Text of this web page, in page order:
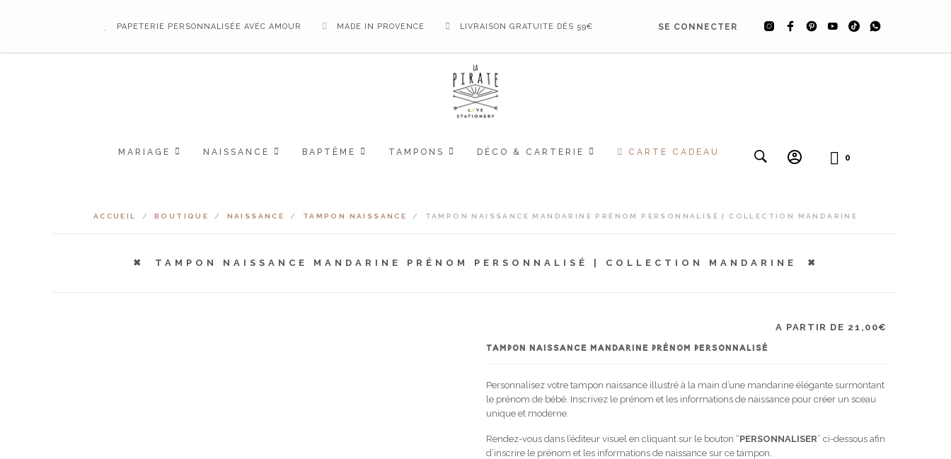
PAPETERIE PERSONNALISÉE AVEC AMOUR MADE IN PROVENCE LIVRAISON GRATUITE DÈS 59€ SE CONNECTER
MARIAGE NAISSANCE BAPTÊME TAMPONS DÉCO & CARTERIE CARTE CADEAU
0
ACCUEIL / BOUTIQUE / NAISSANCE / TAMPON NAISSANCE / TAMPON NAISSANCE MANDARINE PRÉNOM PERSONNALISÉ | COLLECTION MANDARINE
TAMPON NAISSANCE MANDARINE PRÉNOM PERSONNALISÉ | COLLECTION MANDARINE
A PARTIR DE 21,00€
TAMPON NAISSANCE MANDARINE PRÉNOM PERSONNALISÉ
Personnalisez votre tampon naissance illustré à la main d’une mandarine élégante surmontant
le prénom de bébé. Inscrivez le prénom et les informations de naissance pour créer un sceau
unique et moderne.
Rendez-vous dans l’éditeur visuel en cliquant sur le bouton “PERSONNALISER” ci-dessous afin
d’inscrire le prénom et les informations de naissance sur ce tampon.